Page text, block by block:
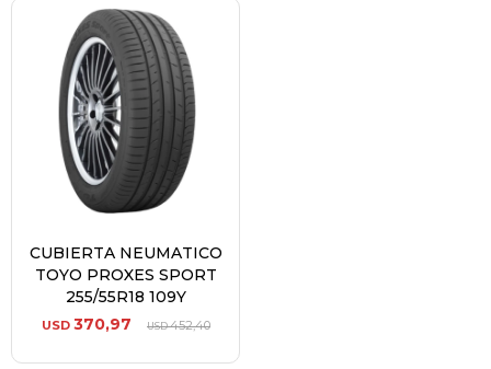
CUBIERTA NEUMATICO
TOYO PROXES SPORT
255/55R18 109Y
USD 370,97 USD452,40